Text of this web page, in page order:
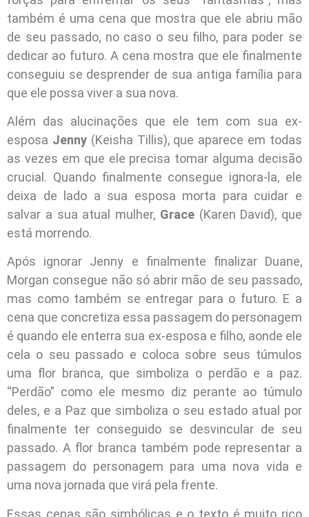
também é uma cena que mostra que ele abriu mão
de seu passado, no caso o seu filho, para poder se
dedicar ao futuro. A cena mostra que ele finalmente
conseguiu se desprender de sua antiga família para
que ele possa viver a sua nova.
Além das alucinações que ele tem com sua ex-
esposa Jenny(Keisha Tillis), que aparece em todas
as vezes em que ele precisa tomar alguma decisão
crucial. Quando finalmente consegue ignora-la, ele
deixa de lado a sua esposa morta para cuidar e
salvar a sua atual mulher, Grace(Karen David), que
está morrendo.
Após ignorar Jenny e finalmente finalizar Duane,
Morgan consegue não só abrir mão de seu passado,
mas como também se entregar para o futuro. E a
cena que concretiza essa passagem do personagem
é quando ele enterra sua ex-esposa e filho, aonde ele
cela o seu passado e coloca sobre seus túmulos
uma flor branca, que simboliza o perdão e a paz.
“Perdão” como ele mesmo diz perante ao túmulo
deles, e a Paz que simboliza o seu estado atual por
finalmente ter conseguido se desvincular de seu
passado. A flor branca também pode representar a
passagem do personagem para uma nova vida e
uma nova jornada que virá pela frente.
Essas cenas são simbólicas e o texto é muito rico